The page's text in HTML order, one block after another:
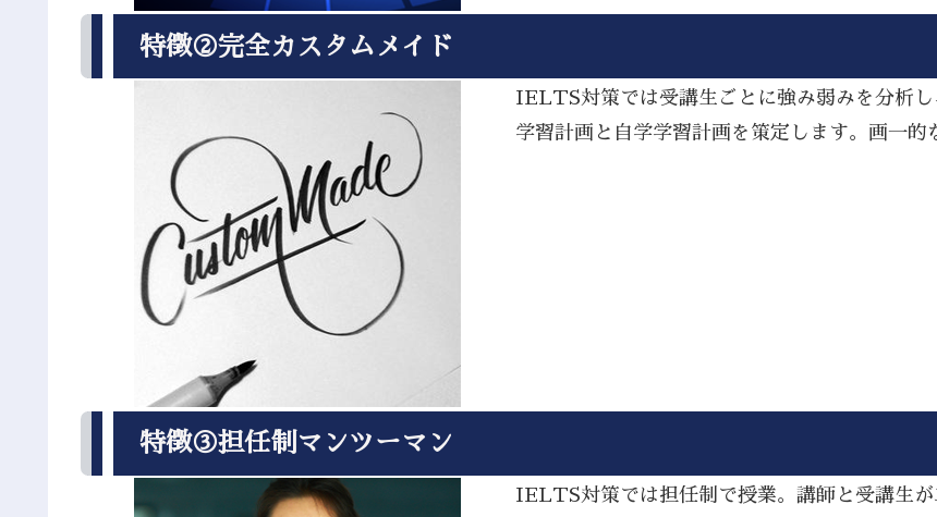
特徴②完全カスタムメイド
IELTS対策では受講生ごとに強み弱みを分析
学習計画と自学学習計画を策定します。画一
特徴③担任制マンツーマン
IELTS対策では担任制で授業。講師と受講生